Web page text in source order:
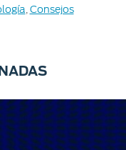
,Consejos